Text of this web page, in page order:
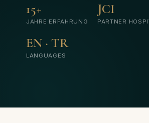
15+
JAHRE ERFAHRUNG
JCI
PARTNER
EN · TR
LANGUAGES